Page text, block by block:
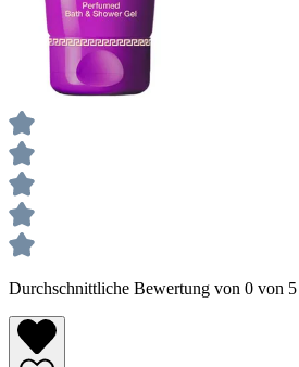
Durchschnittliche Bewertung von 0 von 5